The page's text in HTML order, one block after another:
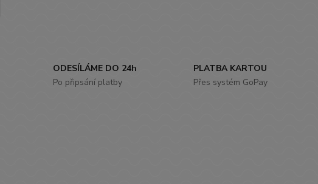
ODESÍLÁME DO 24h
Po připsání platby
PLATBA KARTOU
Přes systém GoPay